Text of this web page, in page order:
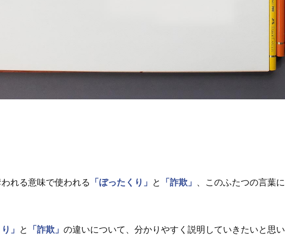
れる意味で使われる 「ぼったくり」 と 「詐欺」 、このふたつの言葉に
」 と 「詐欺」 の違いについて、分かりやすく説明していきたいと思い